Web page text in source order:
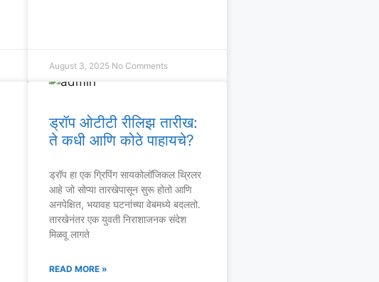
August 3, 2025 No Comments
ड्रॉप ओटीटी रीलिझ तारीख:
ते कधी आणि कोठे पाहायचे?
ड्रॉप हा एक ग्रिपिंग सायकोलॉजिकल थ्रिलर
आहे जो सोप्या तारखेपासून सुरू होतो आणि
अनपेक्षित, भयावह घटनांच्या वेबमध्ये बदलतो.
तारखेनंतर एक युवती निराशाजनक संदेश
मिळवू लागते
READ MORE »